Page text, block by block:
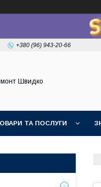
+380 (96) 943-20-66
Швидко
ТА ПОСЛУГИ